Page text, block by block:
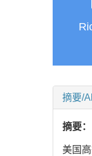
摘要/
摘要：
美国